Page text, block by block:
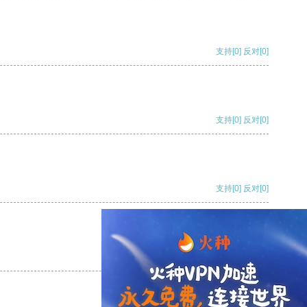
支持[0] 反对[0]
支持[0] 反对[0]
支持[0] 反对[0]